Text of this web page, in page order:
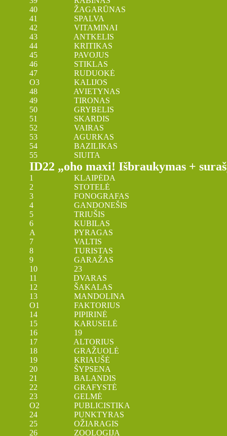
40 ŽAGARŪNAS
41 SPALVA
42 VITAMINAI
43 ANTKELIS
44 KRITIKAS
45 PAVOJUS
46 STIKLAS
47 RUDUOKĖ
O3 KALIJOS
48 AVIETYNAS
49 TIRONAS
50 GRYBELIS
51 SKARDIS
52 VAIRAS
53 AGURKAS
54 BAZILIKAS
55 SIUITA
ID22 „oho maxi! Išbraukymas +
1 KLAIPĖDA
2 STOTELĖ
3 FONOGRAFAS
4 GANDONEŠIS
5 TRIUŠIS
6 KUBILAS
A PYRAGAS
7 VALTIS
8 TURISTAS
9 GARAŽAS
10 23
11 DVARAS
12 ŠAKALAS
13 MANDOLINA
O1 FAKTORIUS
14 PIPIRINĖ
15 KARUSELĖ
16 19
17 ALTORIUS
18 GRAŽUOLĖ
19 KRIAUŠĖ
20 ŠYPSENA
21 BALANDIS
22 GRAFYSTĖ
23 GELMĖ
O2 PUBLICISTIKA
24 PUNKTYRAS
25 OŽIARAGIS
26 ZOOLOGIJA